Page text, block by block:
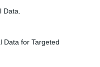
Data for Targeted
e em 2024 teve a